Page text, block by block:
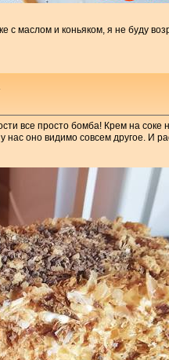
с маслом и коньяком, я не буду
все просто бомба! Крем на
нас оно видимо совсем другое. И